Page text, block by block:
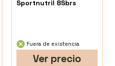
Sportnutril 8Sbrs
Fuera de existencia
Ver precio